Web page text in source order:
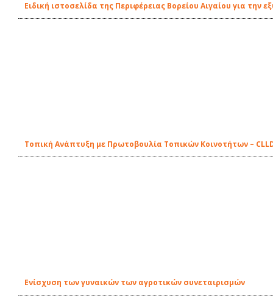
Ειδική ιστοσελίδα της Περιφέρειας Βορείου Αιγαίου για
Τοπική Ανάπτυξη με Πρωτοβουλία Τοπικών Κοινοτήτων –
Ενίσχυση των γυναικών των αγροτικών συνεταιρισμών